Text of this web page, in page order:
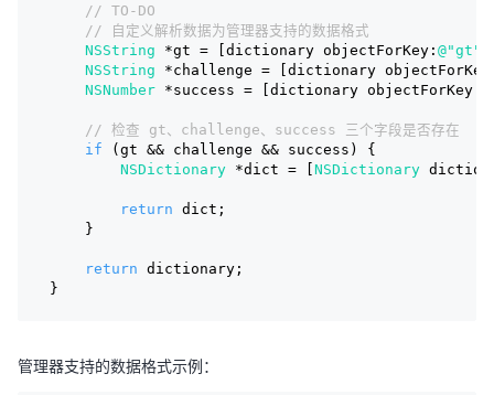
// TO-DO
// 自定义解析数据为管理器支持的数据格式
NSString *gt = [dictionary objectForKey: @"gt"
NSString *challenge = [dictionary
NSNumber *success = [dictionary objectForKey:
// 检查 gt、challenge、success 三个字段是否存在
if (gt && challenge && success) {
NSDictionary *dict = [NSDictionary
return dict;
    }
return dictionary;
}
管理器支持的数据格式示例：